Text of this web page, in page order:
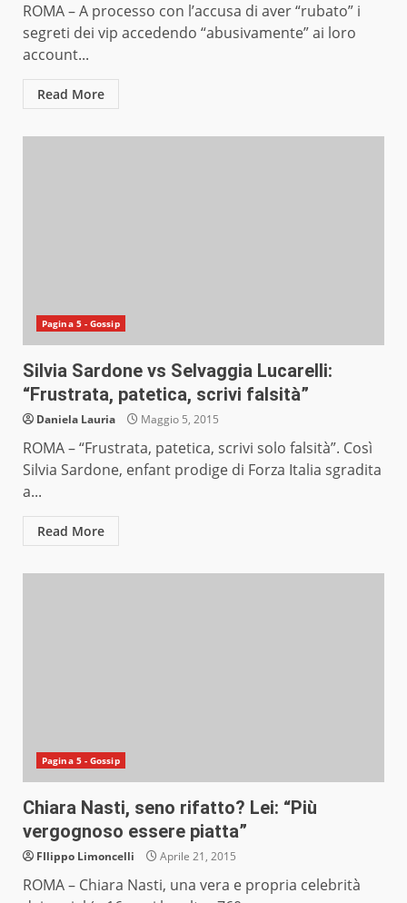
ROMA – A processo con l’accusa di aver “rubato” i
segreti dei vip accedendo “abusivamente” ai loro
account...
Read More
Pagina 5 - Gossip
Silvia Sardone vs Selvaggia Lucarelli:
“Frustrata, patetica, scrivi falsità”
Daniela Lauria Maggio 5, 2015
ROMA – “Frustrata, patetica, scrivi solo falsità”. Così
Silvia Sardone, enfant prodige di Forza Italia sgradita
a...
Read More
Pagina 5 - Gossip
Chiara Nasti, seno rifatto? Lei: “Più
vergognoso essere piatta”
FIlippo Limoncelli Aprile 21, 2015
ROMA – Chiara Nasti, una vera e propria celebrità